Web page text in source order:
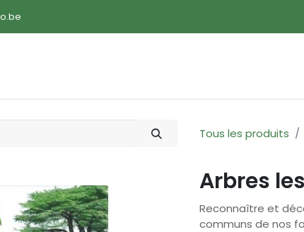
Tous les produits
Arbres
Reconnaître et
communs de nos